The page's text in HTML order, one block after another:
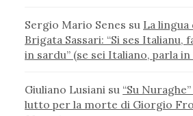
Sergio Mario Senes su La lingua
Brigata Sassari: “Si ses Italianu,
in sardu” (se sei Italiano, parla
Giuliano Lusiani su “Su
lutto per la morte di Giorgio